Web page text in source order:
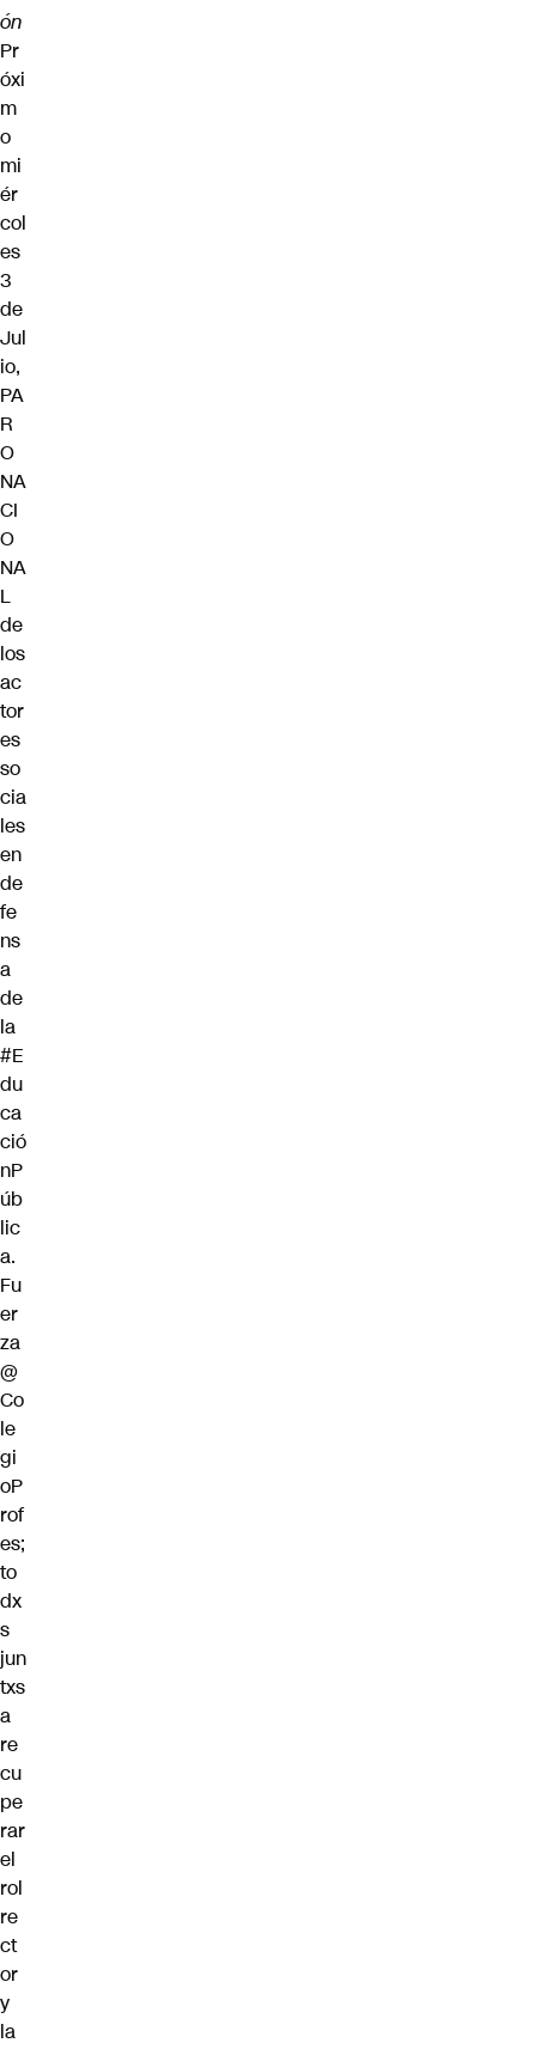
ón
Pr
óxi
m
o
mi
ér
col
es
3
de
Jul
io,
PA
R
O
NA
CI
O
NA
L
de
los
ac
tor
es
so
cia
les
en
de
fe
ns
a
de
la
#E
du
ca
ció
nP
úb
lic
a.
Fu
er
za
@
Co
le
gi
oP
rof
es;
to
dx
s
jun
txs
a
re
cu
pe
rar
el
rol
re
ct
or
y
la